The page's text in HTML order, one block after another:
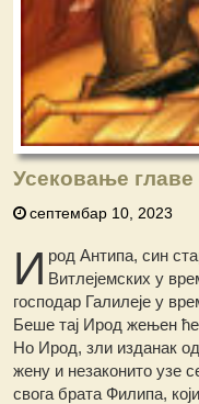
Усековање
септембар 10, 2023
И род Антипа, син
Витлејемских у
господар Галилеје у
Беше тај Ирод жењен
Но Ирод, зли изданак од
жену и незаконито узе
свога брата Филипа,